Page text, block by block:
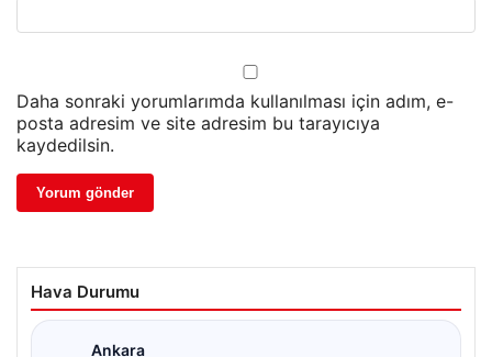
Daha sonraki yorumlarımda kullanılması için adım, e-
posta adresim ve site adresim bu tarayıcıya
kaydedilsin.
Hava Durumu
Ankara